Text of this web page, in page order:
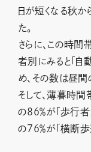
日が短くなる秋
た。
さらに、この時
者別にみると「
め、その数は昼
そして、薄暮時
の86％が「歩行者
の76％が「横断歩